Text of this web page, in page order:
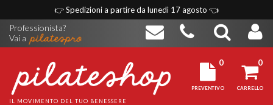
👉Spedizioni a partire da lunedì 17 agosto 👈
Professionista?
Vai a
IL MOVIMENTO DEL TUO BENESSERE
0
PREVENTIVO
0
CARRELLO